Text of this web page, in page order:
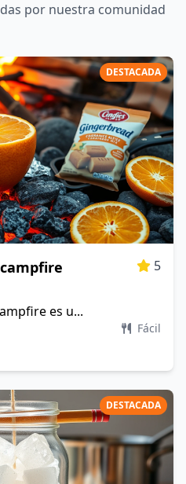
por nuestra comunidad
DESTACADA
5
es u...
Fácil
DESTACADA